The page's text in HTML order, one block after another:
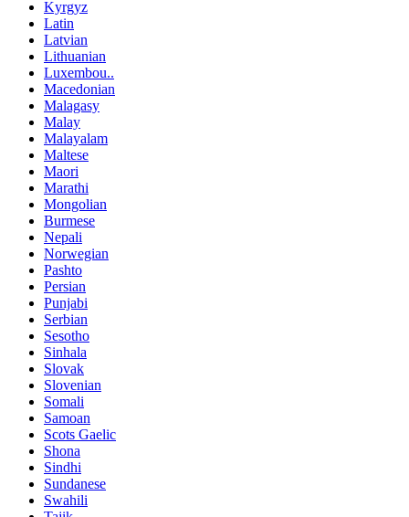
Kyrgyz
Latin
Latvian
Lithuanian
Luxembou..
Macedonian
Malagasy
Malay
Malayalam
Maltese
Maori
Marathi
Mongolian
Burmese
Nepali
Norwegian
Pashto
Persian
Punjabi
Serbian
Sesotho
Sinhala
Slovak
Slovenian
Somali
Samoan
Scots Gaelic
Shona
Sindhi
Sundanese
Swahili